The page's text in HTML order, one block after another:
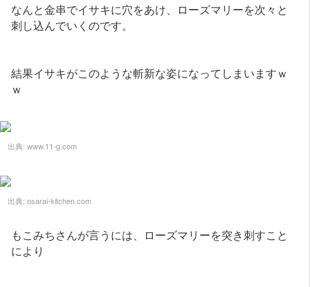
なんと金串でイサキに穴をあけ、ローズマリーを次々と
刺し込んでいくのです。
結果イサキがこのような斬新な姿になってしまいますｗ
ｗ
出典: www.11-g.com
出典: osarai-kitchen.com
もこみちさんが言うには、ローズマリーを突き刺すこと
により